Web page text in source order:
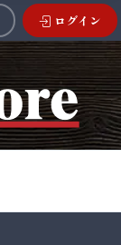
ログイン